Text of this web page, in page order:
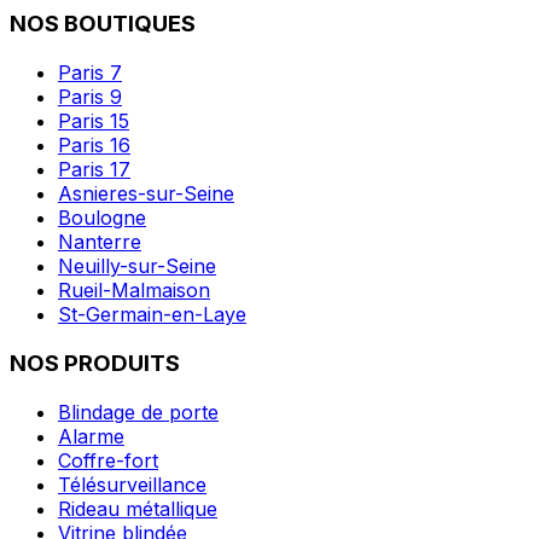
NOS BOUTIQUES
Paris 7
Paris 9
Paris 15
Paris 16
Paris 17
Asnieres-sur-Seine
Boulogne
Nanterre
Neuilly-sur-Seine
Rueil-Malmaison
St-Germain-en-Laye
NOS PRODUITS
Blindage de porte
Alarme
Coffre-fort
Télésurveillance
Rideau métallique
Vitrine blindée